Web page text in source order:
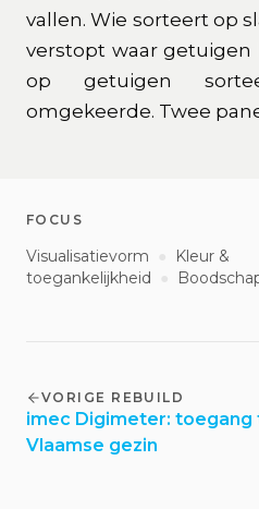
vallen. Wie sorteert op
verstopt waar getuigen
op getuigen
omgekeerde. Twee
FOCUS
Visualisatievorm
Kleur &
toegankelijkheid
VORIGE REBUILD
imec Digimeter:
Vlaamse gezin